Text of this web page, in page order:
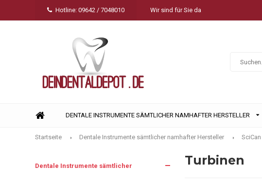
Hotline: 09642 / 7048010 Wir sind für Sie da
DENTALE INSTRUMENTE SÄMTLICHER NAMHAFTER HERSTELLER
Startseite Dentale Instrumente sämtlicher namhafter Hersteller SciCan
Dentale Instrumente sämtlicher Turbinen